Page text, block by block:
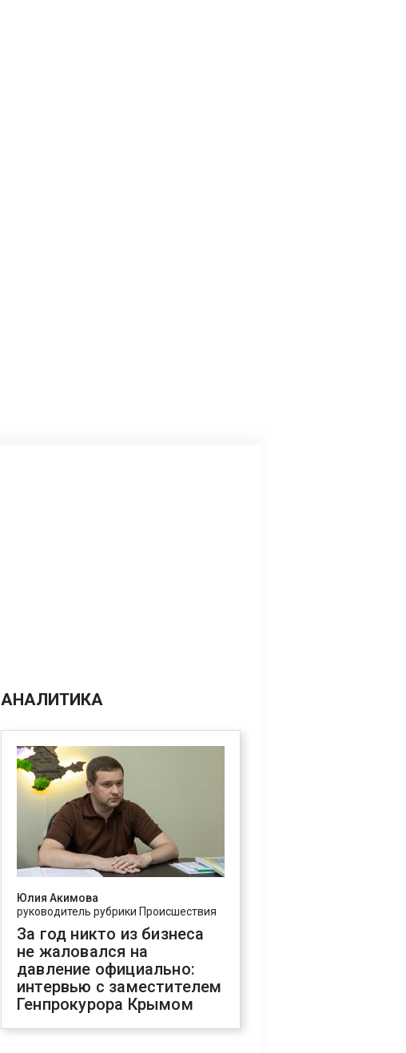
АНАЛИТИКА
Юлия Акимова
руководитель рубрики Происшествия
За год никто из бизнеса
не жаловался на
давление официально:
интервью с заместителем
Генпрокурора Крымом